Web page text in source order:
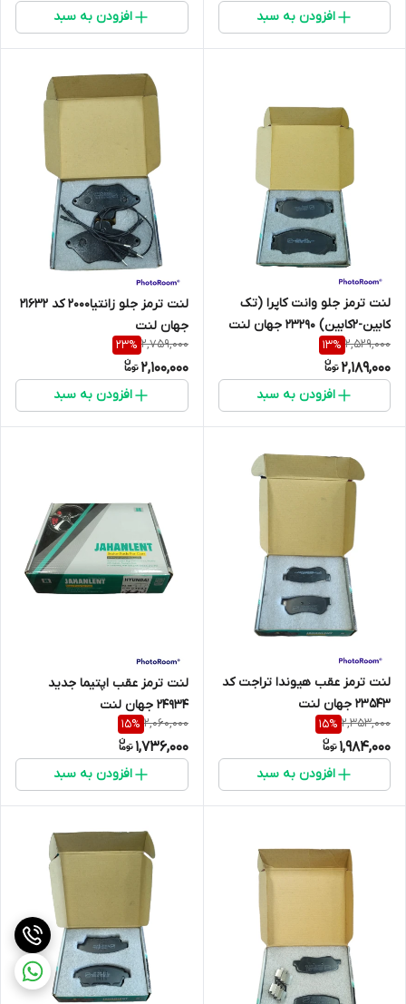
افزودن به سبد افزودن به سبد
لنت ترمز جلو وانت کاپرا (تک
کابین-2کابین) 23290 جهان لنت
2,529,000
13%
2,189,000
افزودن به سبد
لنت ترمز جلو زانتیا2000 کد 21632
جهان لنت
2,759,000
23%
2,100,000
افزودن به سبد
لنت ترمز عقب هیوندا تراجت کد
23543 جهان لنت
2,353,000
15%
1,984,000
افزودن به سبد
لنت ترمز عقب اپتیما جدید
24934 جهان لنت
2,060,000
15%
1,736,000
افزودن به سبد